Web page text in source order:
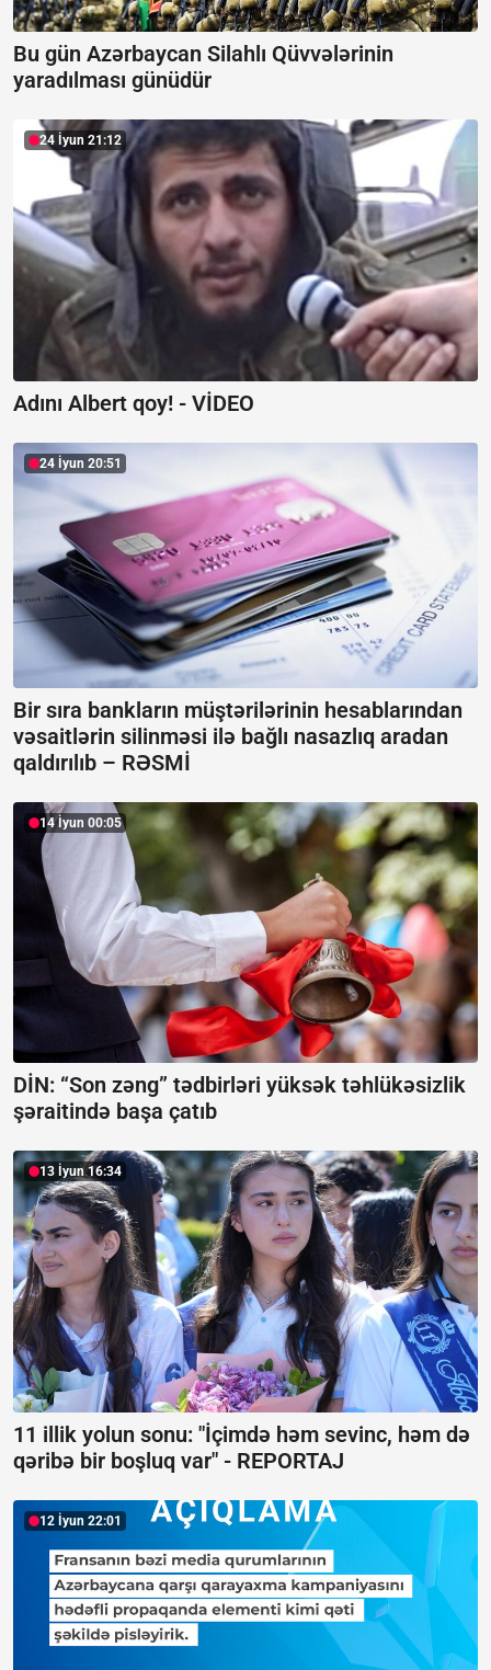
Bu gün Azərbaycan Silahlı Qüvvələrinin
yaradılması günüdür
24 İyun 21:12
Adını Albert qoy! - VİDEO
24 İyun 20:51
Bir sıra bankların müştərilərinin hesablarından
vəsaitlərin silinməsi ilə bağlı nasazlıq aradan
qaldırılıb – RƏSMİ
14 İyun 00:05
DİN: “Son zəng” tədbirləri yüksək təhlükəsizlik
şəraitində başa çatıb
13 İyun 16:34
11 illik yolun sonu: "İçimdə həm sevinc, həm də
qəribə bir boşluq var" - REPORTAJ
12 İyun 22:01